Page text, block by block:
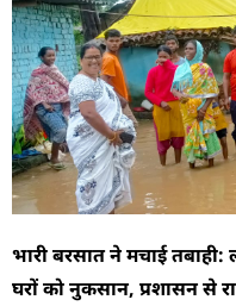
भारी बरसात ने मचाई
घरों को नुकसान, प्रशासन से